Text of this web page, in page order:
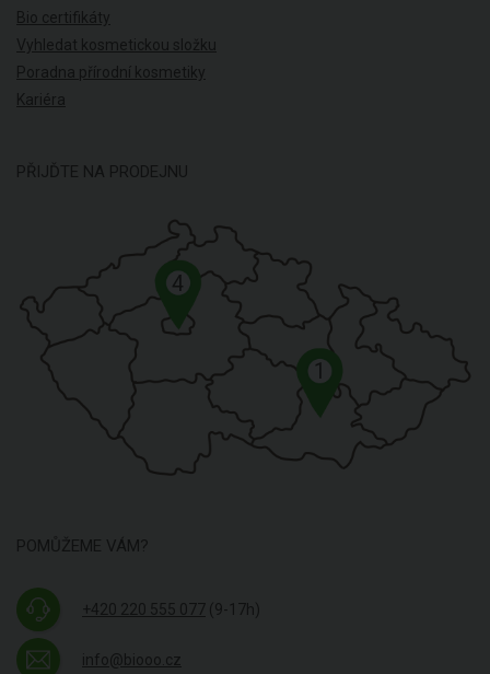
Bio certifikáty
Vyhledat kosmetickou složku
Poradna přírodní kosmetiky
Kariéra
PŘIJĎTE NA PRODEJNU
1
4
POMŮŽEME VÁM?
+420 220 555 077 (9-17h)
info@biooo.cz